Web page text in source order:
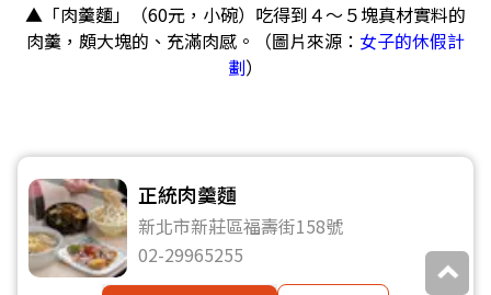
▲「肉羹麵」（60元，小碗）吃得到４～５塊真材實料的
肉羹，頗大塊的、充滿肉感。（圖片來源： 女子的休假計
劃）
正統肉羹麵
新北市新莊區福壽街158號
02-29965255